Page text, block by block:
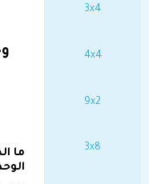
3x4
4x4
9x2
3x8
ما
البيانات
الاسم الأول